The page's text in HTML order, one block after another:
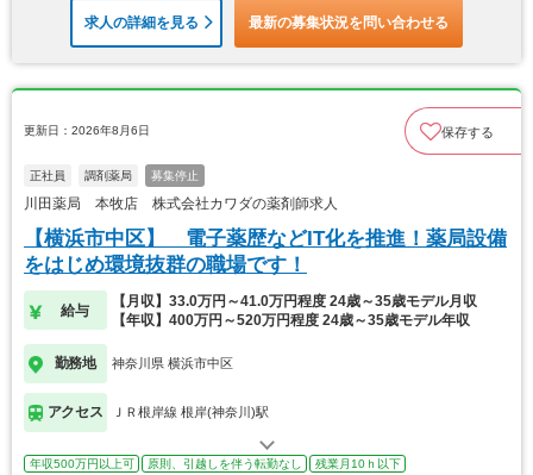
求人の詳細を見る 最新の募集状況を問い合わせる
更新日：2026年8月6日 保存する
正社員 調剤薬局 募集停止
川田薬局 本牧店 株式会社カワダの薬剤師求人
【横浜市中区】 電子薬歴などIT化を推進！薬局設備
をはじめ環境抜群の職場です！
給与
【月収】33.0万円～41.0万円程度 24歳～35歳モデル月収
【年収】400万円～520万円程度 24歳～35歳モデル年収
勤務地 神奈川県 横浜市中区
アクセス ＪＲ根岸線 根岸(神奈川)駅
年収500万円以上可 原則、引越しを伴う転勤なし
残業月10ｈ以下